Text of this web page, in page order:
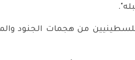
الفلسطينيين من هجمات الجنود